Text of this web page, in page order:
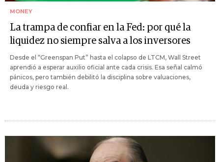
MONEY
La trampa de confiar en la Fed: por qué la
liquidez no siempre salva a los inversores
Desde el “Greenspan Put” hasta el colapso de LTCM, Wall Street
aprendió a esperar auxilio oficial ante cada crisis. Esa señal calmó
pánicos, pero también debilitó la disciplina sobre valuaciones,
deuda y riesgo real.